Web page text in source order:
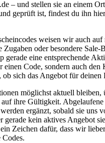
– und stellen sie an einem
geprüft ist, findest du ihn
weisen wir auch auf
Zugaben oder besondere Sale-
gerade eine entsprechende
einen Code, sondern auch den
sich das Angebot für deinen
möglichst aktuell bleiben,
ihre Gültigkeit.
ergänzt, sobald sie uns
gerade kein aktives Angebot
Zeichen dafür, dass wir
Codes.